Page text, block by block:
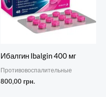
Ибалгин Іbalgin 400 мг
Противовоспалительные
800,00 грн.